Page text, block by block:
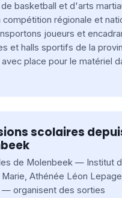
basketball et d'arts
régionale et
joueurs et
et halls sportifs de la
avec place pour le matériel
scolaires
de Molenbeek — Institut
Marie, Athénée Léon
organisent des sorties